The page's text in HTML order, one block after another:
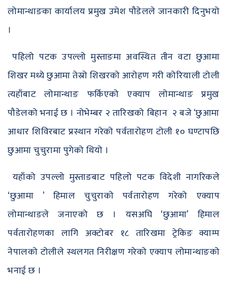
लोमान्थाङका कार्यालय प्रमुख उमेश पौडेलले जानकारी दिनुभयो
।
पहिलो पटक उपल्लो मुस्ताङमा अवस्थित तीन वटा छुआमा
शिखर मध्ये छुआमा तेस्रो शिखरको आरोहण गरी कोरियाली टोली
त्यहाँबाट लोमान्थाङ फर्किएको एक्याप लोमान्थाङ प्रमुख
पौडेलको भनाई छ । नोभेम्बर २ तारिखको बिहान २ बजे ‘छुआमा
आधार शिविरबाट प्रस्थान गरेको पर्वतारोहण टोली १० घण्टापछि
छुआमा चुचुरामा पुगेको थियो ।
यहाँको उपल्लो मुस्ताङबाट पहिलो पटक विदेशी नागरिकले
‘छुआमा ’ हिमाल चुचुराको पर्वतारोहण गरेको एक्याप
लोमान्थाङले जनाएको छ । यसअघि ‘छुआमा’ हिमाल
पर्वतारोहणका लागि अक्टोबर १८ तारिखमा ट्रेकिङ क्याम्प
नेपालको टोलीले स्थलगत निरीक्षण गरेको एक्याप लोमान्थाङको
भनाई छ ।